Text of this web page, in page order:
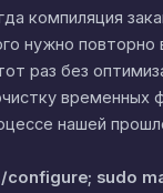
компиляция
нужно повторно
раз без
временных
нашей
configure; sudo